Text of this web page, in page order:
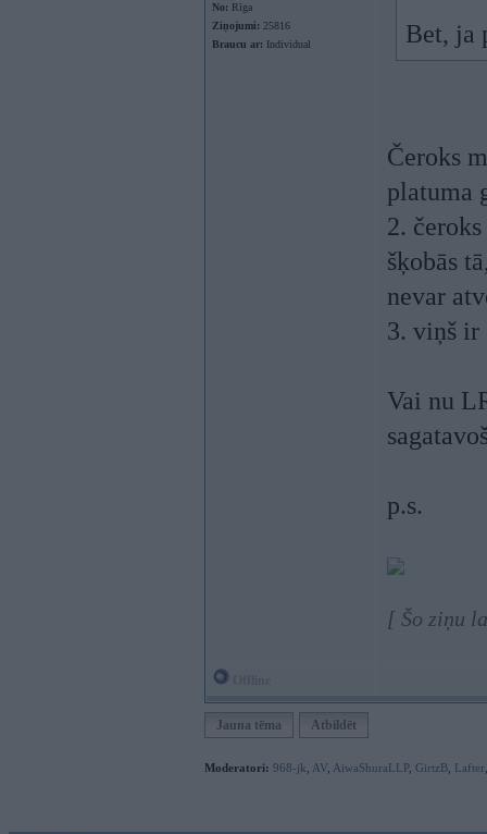
No: Rīga
Ziņojumi: 25816
Braucu ar: Individual Bet, ja
Čeroks
platuma
2.
šķobās
nevar
3. viņš ir
Vai nu
p.s.
[ Šo ziņu
Jauna tēma Atbildēt
Moderatori: 968-jk AV AiwaShuraLLP, GirtzB Lafter